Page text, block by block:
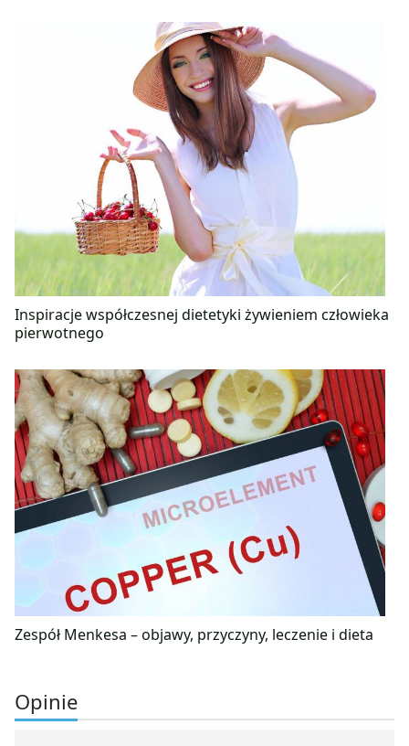
Inspiracje współczesnej dietetyki żywieniem człowieka
pierwotnego
Zespół Menkesa – objawy, przyczyny, leczenie i dieta
Opinie